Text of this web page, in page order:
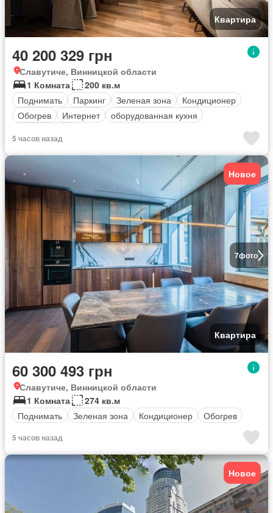
Квартира
40 200 329 грн
Славутиче, Винницкой области
1 Комната
200 кв.м
Поднимать
Паркинг Зеленая зона
Кондиционер
Обогрев
Интернет
оборудованная кухня
5 часов назад
7фото
Новое
Квартира
60 300 493 грн
Славутиче, Винницкой области
1 Комната
274 кв.м
Поднимать
Зеленая зона Кондиционер Обогрев
5 часов назад
Новое